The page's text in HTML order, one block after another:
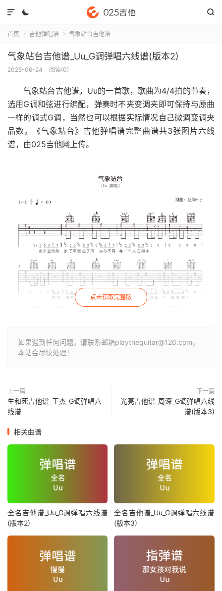
 

首页  吉他弹唱谱  气象站台吉他谱
气象站台吉他谱_Uu_G调弹唱六线谱(版本2)
2025-06-24 阅读(0)
气象站台吉他谱，Uu的一首歌，歌曲为4/4拍的节奏，
选用G调和弦进行编配，弹奏时不夹变调夹即可保持与原曲
一样的调式G调，当然也可以根据实际情况自己微调变调夹
品数。《气象站台》吉他弹唱谱完整曲谱共3张图片六线
谱，由025吉他网上传。
点击获取完整版
如果遇到任何问题，请联系邮箱playtheguitar@126.com，
本站会尽快处理！
上一篇
生和死吉他谱_王杰_G调弹唱六
线谱
下一篇
光亮吉他谱_周深_G调弹唱六线
谱(版本3)
相关曲谱
全名吉他谱_Uu_G调弹唱六线谱
(版本2)
全名吉他谱_Uu_G调弹唱六线谱
(版本3)